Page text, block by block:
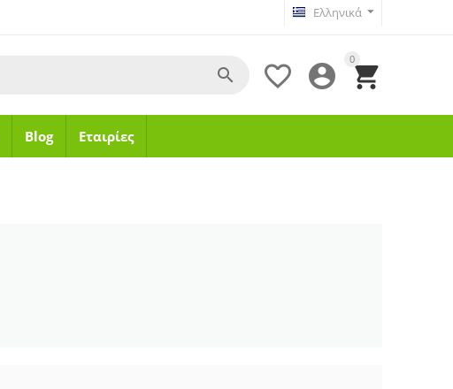
Ελληνικά
0




Blog Εταιρίες